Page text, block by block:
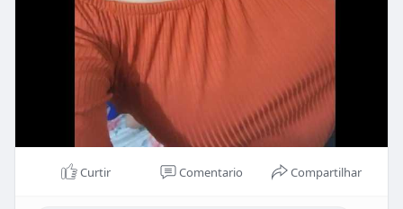
Curtir Comentario Compartilhar